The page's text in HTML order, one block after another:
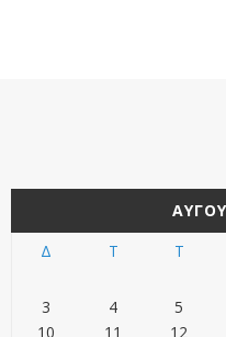
Δ
Τ Τ
3
4 5
10
11 12